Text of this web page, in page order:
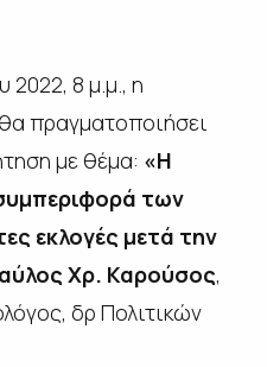
2022, 8 μ.μ., η
πραγματοποιήσει
με θέμα: «Η
των
εκλογές μετά την
Χρ. Καρούσος,
δρ Πολιτικών